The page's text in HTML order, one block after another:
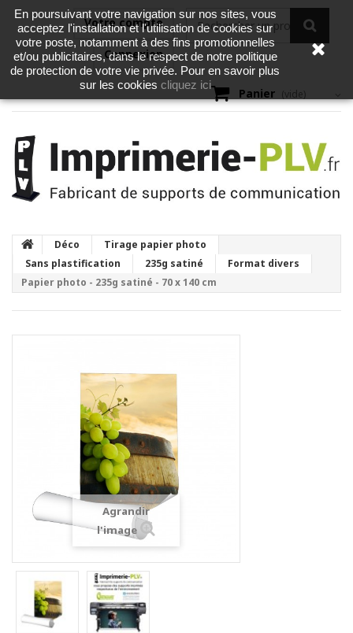
Votre compte
Connexion
Panier (vide)
Déco
Tirage papier photo
Sans plastification
235g satiné
Format divers
Papier photo - 235g satiné - 70 x 140 cm
Agrandir
l'image
En poursuivant votre navigation sur nos sites, vous
acceptez l'installation et l'utilisation de cookies sur
votre poste, notamment à des fins promotionnelles
et/ou publicitaires, dans le respect de notre politique
de protection de votre vie privée. Pour en savoir plus
sur les cookies cliquez ici